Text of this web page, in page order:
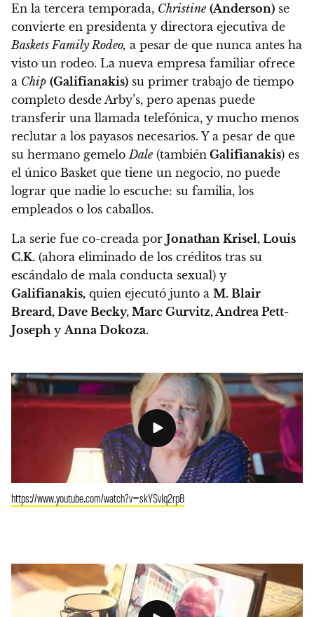
En la tercera temporada, Christine (Anderson) se
convierte en presidenta y directora ejecutiva de
Baskets Family Rodeo, a pesar de que nunca antes ha
visto un rodeo. La nueva empresa familiar ofrece
a Chip (Galifianakis) su primer trabajo de tiempo
completo desde Arby’s, pero apenas puede
transferir una llamada telefónica, y mucho menos
reclutar a los payasos necesarios. Y a pesar de que
su hermano gemeloDale (también Galifianakis) es
el único Basket que tiene un negocio, no puede
lograr que nadie lo escuche: su familia, los
empleados o los caballos.
La serie fue co-creada por Jonathan Krisel, Louis
C.K. (ahora eliminado de los créditos tras su
escándalo de mala conducta sexual) y
Galifianakis, quien ejecutó junto a M. Blair
Breard, Dave Becky, Marc Gurvitz, Andrea Pett-
JosephyAnna Dokoza.
https://www.youtube.com/watch?v=skYSvIq2rp8